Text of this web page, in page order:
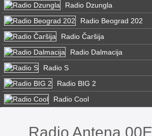
Radio Dzungla
Radio Beograd 202
Radio Čaršija
Radio Dalmacija
Radio S
Radio BIG 2
Radio Cool
Radio Antena 00E